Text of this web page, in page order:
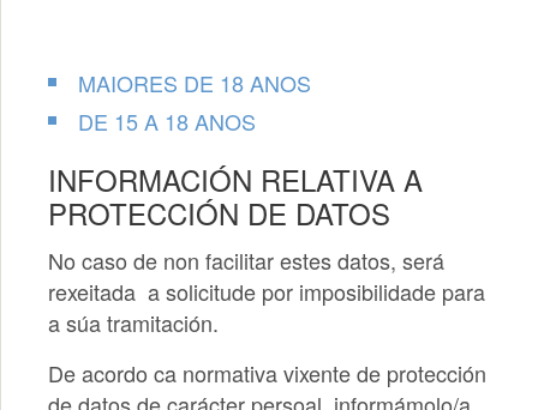
MAIORES DE 18 ANOS
DE 15 A 18 ANOS
INFORMACIÓN RELATIVA A
PROTECCIÓN DE DATOS
No caso de non facilitar estes datos, será
rexeitada a solicitude por imposibilidade para
a súa tramitación.
De acordo ca normativa vixente de protección